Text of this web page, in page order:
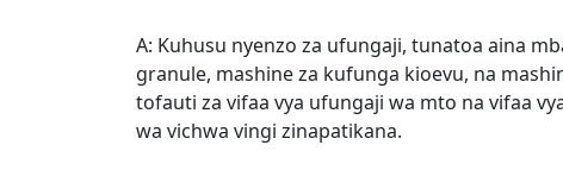
A: Kuhusu nyenzo za ufungaji, tunatoa aina
granule, mashine za kufunga kioevu, na
tofauti za vifaa vya ufungaji wa mto na vifaa
wa vichwa vingi zinapatikana.